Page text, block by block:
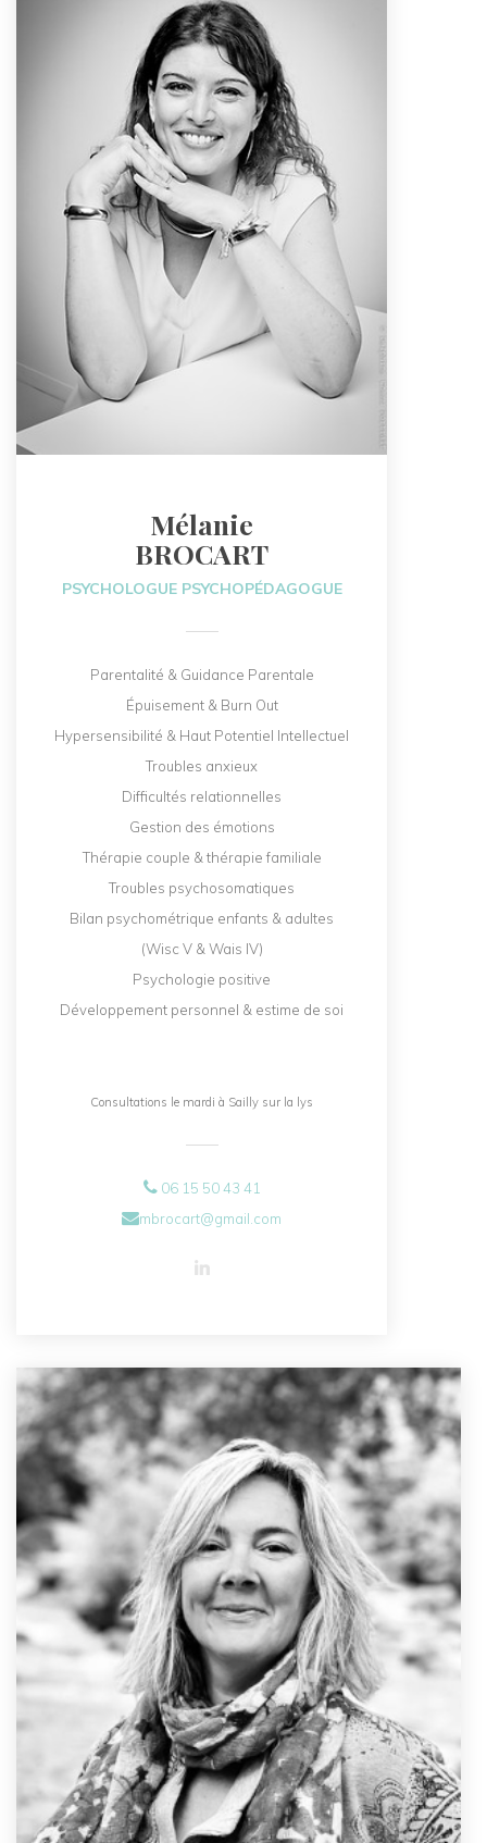
Mélanie
BROCART
PSYCHOLOGUE PSYCHOPÉDAGOGUE
Parentalité & Guidance Parentale
Épuisement & Burn Out
Hypersensibilité & Haut Potentiel Intellectuel
Troubles anxieux
Difficultés relationnelles
Gestion des émotions
Thérapie couple & thérapie familiale
Troubles psychosomatiques
Bilan psychométrique enfants & adultes
(Wisc V & Wais IV)
Psychologie positive
Développement personnel & estime de soi
Consultations le mardi à Sailly sur la lys
06 15 50 43 41
mbrocart@gmail.com